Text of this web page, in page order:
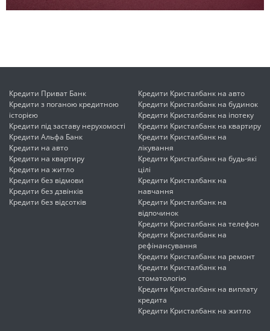
Кредити Приват Банк
Кредити з поганою кредитною
історією
Кредити під заставу нерухомості
Кредити Альфа Банк
Кредити на авто
Кредити на квартиру
Кредити на житло
Кредити без відмови
Кредити без дзвінків
Кредити без відсотків
Кредити Кристалбанк на авто
Кредити Кристалбанк на будинок
Кредити Кристалбанк на іпотеку
Кредити Кристалбанк на квартиру
Кредити Кристалбанк на
лікування
Кредити Кристалбанк на будь-які
цілі
Кредити Кристалбанк на
навчання
Кредити Кристалбанк на
відпочинок
Кредити Кристалбанк на телефон
Кредити Кристалбанк на
рефінансування
Кредити Кристалбанк на ремонт
Кредити Кристалбанк на
стоматологію
Кредити Кристалбанк на виплату
кредита
Кредити Кристалбанк на житло